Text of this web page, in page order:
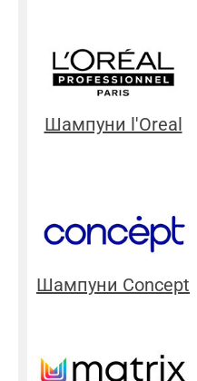
Шампуни l'Oreal
Шампуни Concept